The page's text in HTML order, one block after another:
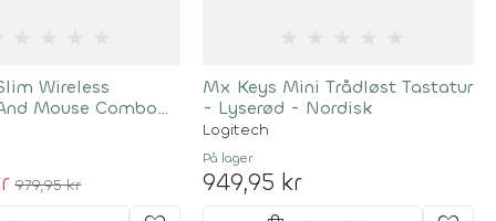
Wireless
Mouse Combo
979,95 kr
Mx Keys Mini Trådløst Tastatur
- Lyserød - Nordisk
Logitech
På lager
949,95 kr